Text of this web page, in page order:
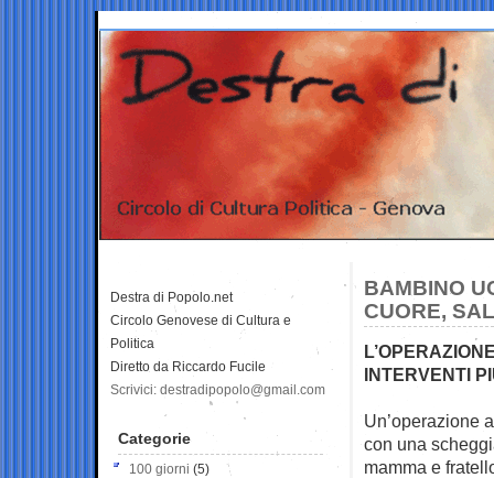
BAMBINO
CUORE,
INTERVENTI
Un’operazione
con una
mamma e
Destra di Popolo.net
Circolo Genovese di Cultura e
Politica
Diretto da Riccardo Fucile
Scrivici: destradipopolo@gmail.com
Categorie
100 giorni (5)